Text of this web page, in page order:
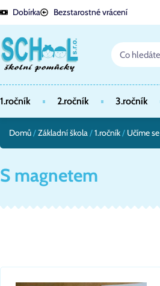
Dobírka Bezstarostné vrácení
1.ročník 2.ročník 3.ročník
Domů/Základní škola/1.ročník/ Učíme se
S magnetem